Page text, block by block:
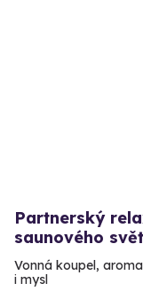
Partnerský
saunového
Vonná koupel,
i mysl